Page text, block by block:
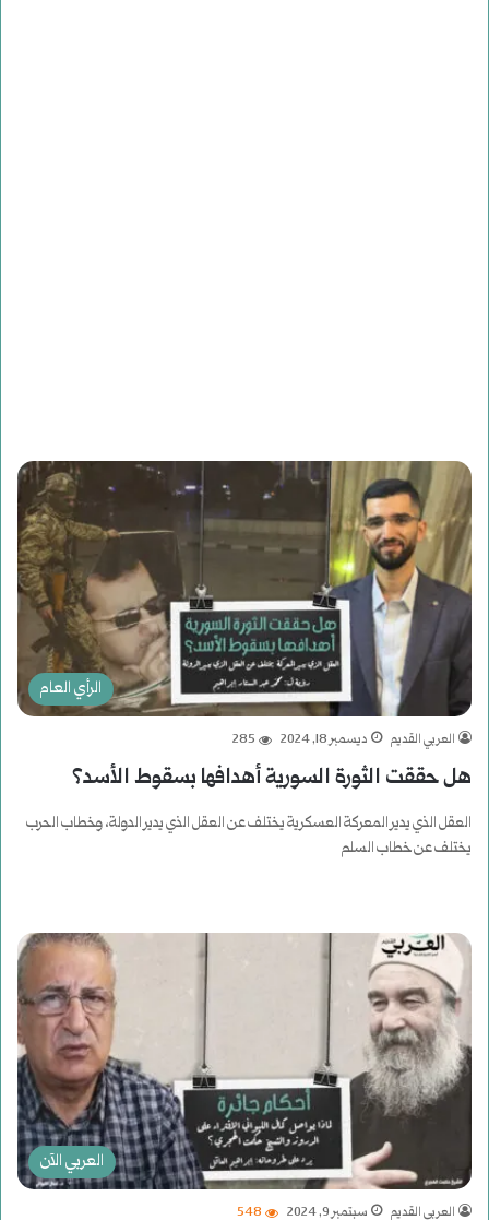
الرأي العام
العربي القديم ديسمبر 18, 2024 285
هل حققت الثورة السورية أهدافها بسقوط الأسد؟
العقل الذي يدير المعركة العسكرية يختلف عن العقل الذي يدير الدولة، وخطاب الحرب
يختلف عن خطاب السلم
العربي الآن
العربي القديم سبتمبر 9, 2024 548